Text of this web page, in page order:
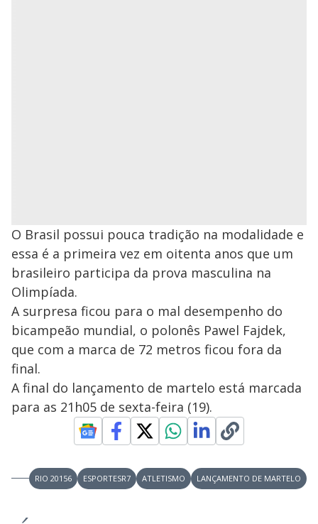
O Brasil possui pouca tradição na modalidade e
essa é a primeira vez em oitenta anos que um
brasileiro participa da prova masculina na
Olimpíada.
A surpresa ficou para o mal desempenho do
bicampeão mundial, o polonês Pawel Fajdek,
que com a marca de 72 metros ficou fora da
final.
A final do lançamento de martelo está marcada
para as 21h05 de sexta-feira (19).
RIO 20156 ESPORTESR7 ATLETISMO LANÇAMENTO DE MARTELO